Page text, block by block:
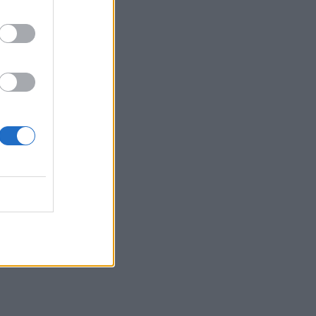
βασίζεται στο clawback»
Πόνος στο πόδι: Πότε πρέπει να επισκεφθούμε